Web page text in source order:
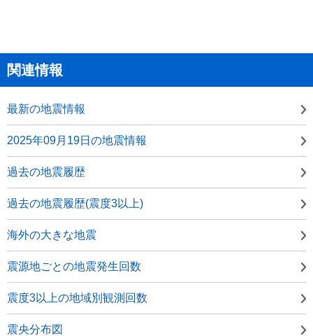
関連情報
最新の地震情報
2025年09月19日の地震情報
過去の地震履歴
過去の地震履歴(震度3以上)
海外の大きな地震
震源地ごとの地震発生回数
震度3以上の地域別観測回数
震央分布図